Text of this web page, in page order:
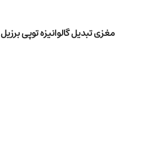
مغزی تبدیل گالوانیزه توپی برزیل